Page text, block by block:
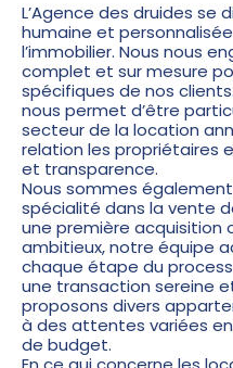
L’Agence des druides se
humaine et
l’immobilier. Nous nous
complet et sur mesure
spécifiques de nos
nous permet d’être
secteur de la location
relation les propriétaires
et transparence.
Nous sommes
spécialité dans la vente
une première acquisition
ambitieux, notre équipe
chaque étape du
une transaction sereine
proposons divers
à des attentes variées
de budget.